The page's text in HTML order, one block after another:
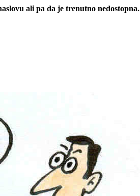
ali pa da je trenutno nedostopna.